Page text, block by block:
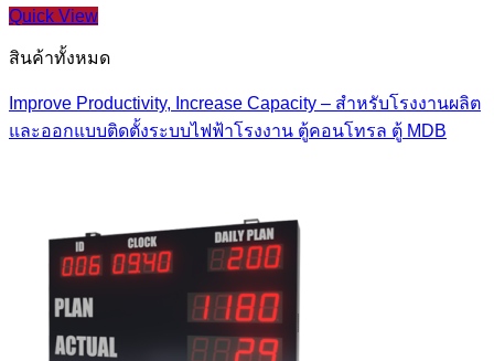
Quick View
สินค้าทั้งหมด
Improve Productivity, Increase Capacity – สำหรับโรงงานผลิต
และออกแบบติดตั้งระบบไฟฟ้าโรงงาน ตู้คอนโทรล ตู้ MDB